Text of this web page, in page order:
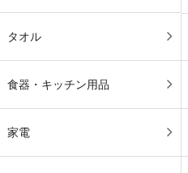
タオル
食器・キッチン用品
家電